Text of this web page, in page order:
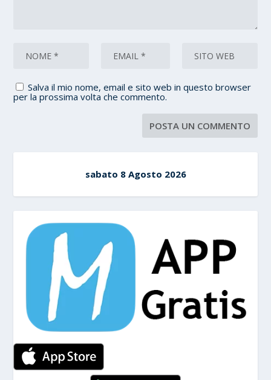
Salva il mio nome, email e sito web in questo browser
per la prossima volta che commento.
sabato 8 Agosto 2026